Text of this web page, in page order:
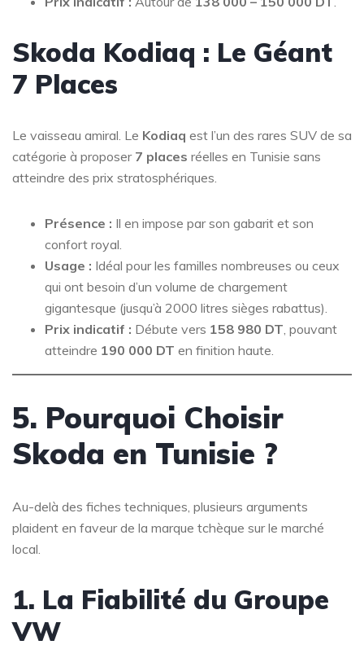
Skoda Kodiaq : Le Géant
7 Places
Le vaisseau amiral. Le Kodiaq est l’un des rares SUV de sa
catégorie à proposer 7 places réelles en Tunisie sans
atteindre des prix stratosphériques.
Présence : Il en impose par son gabarit et son
confort royal.
Usage : Idéal pour les familles nombreuses ou ceux
qui ont besoin d’un volume de chargement
gigantesque (jusqu’à 2000 litres sièges rabattus).
Prix indicatif : Débute vers 158 980 DT , pouvant
atteindre 190 000 DT en finition haute.
5. Pourquoi Choisir
Skoda en Tunisie ?
Au-delà des fiches techniques, plusieurs arguments
plaident en faveur de la marque tchèque sur le marché
local.
1. La Fiabilité du Groupe
VW